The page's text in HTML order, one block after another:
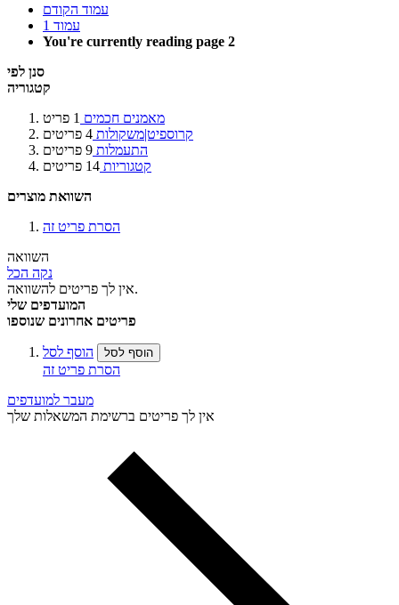
עמוד הקודם
עמוד 1
You're currently reading page 2
סנן לפי
קטגוריה
מאמנים חכמים 1 פריט
קרוספיט|משקולות 4 פריטים
התעמלות 9 פריטים
קטגוריות 14 פריטים
השוואת מוצרים
הסרת פריט זה
השוואה
נקה הכל
אין לך פריטים להשוואה.
המועדפים שלי
פריטים אחרונים שנוספו
הוסף לסל הוסף לסל
הסרת פריט זה
מעבר למועדפים
אין לך פריטים ברשימת המשאלות שלך